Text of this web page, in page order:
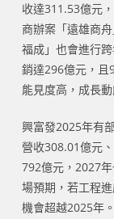
收達311.53億元
商辦案「遠雄商
福成」也會進行
銷達296億元，且
能見度高，成長動
興富發2025年有
營收308.01億元
792億元，2027
場預期，若工程
機會超越2025年。